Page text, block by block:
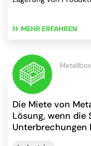
MEHR ERFAHREN
Die Miete von
Lösung, wenn die